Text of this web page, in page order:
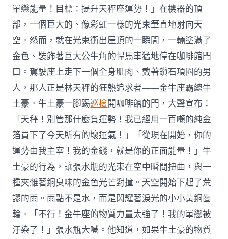
單戀能量！目標：提升天秤座運勢！」在機器的頂
部，一個巨大的、像彩虹一樣的光束筆直地射向天
空。然而，就在光束衝出屋頂的一瞬間，一輛塗滿了
金色、裝飾著巨大公牛角的悍馬車猛地停在咖啡館門
口。駕駛座上走下一個全身肌肉、戴著鑽石項圈的男
人，那人正是林天秤的狂熱追求者——金牛座霸總牛
土豪。牛土豪一腳踢巡檢開咖啡館的門，大聲宣布：
「天秤！別管那什麼負運勢！我已經用一百噸的純金
箔買下了今天所有的壞運氣！」「從現在開始，你的
運勢由我主宰！我的金錢，就是你的正面能量！」牛
土豪的行為，讓張水瓶的光束在空中瞬間扭曲，與一
種夾雜著銅臭味的金色光芒對撞。天空開始下起了荒
謬的雨。雨點不是水，而是閃耀著淚光的小小黃銅齒
輪。「不行！金牛座的物質力量太強了！我的單戀被
汙染了！」張水瓶大喊。他知道，如果牛土豪的物質